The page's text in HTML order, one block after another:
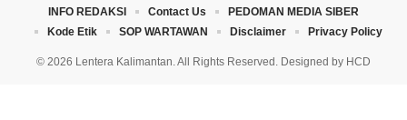
© 2026 Lentera Kalimantan. All Rights Reserved. Designed by HCD
INFO REDAKSI Contact Us
PEDOMAN MEDIA SIBER
Kode Etik
SOP WARTAWAN Disclaimer Privacy Policy